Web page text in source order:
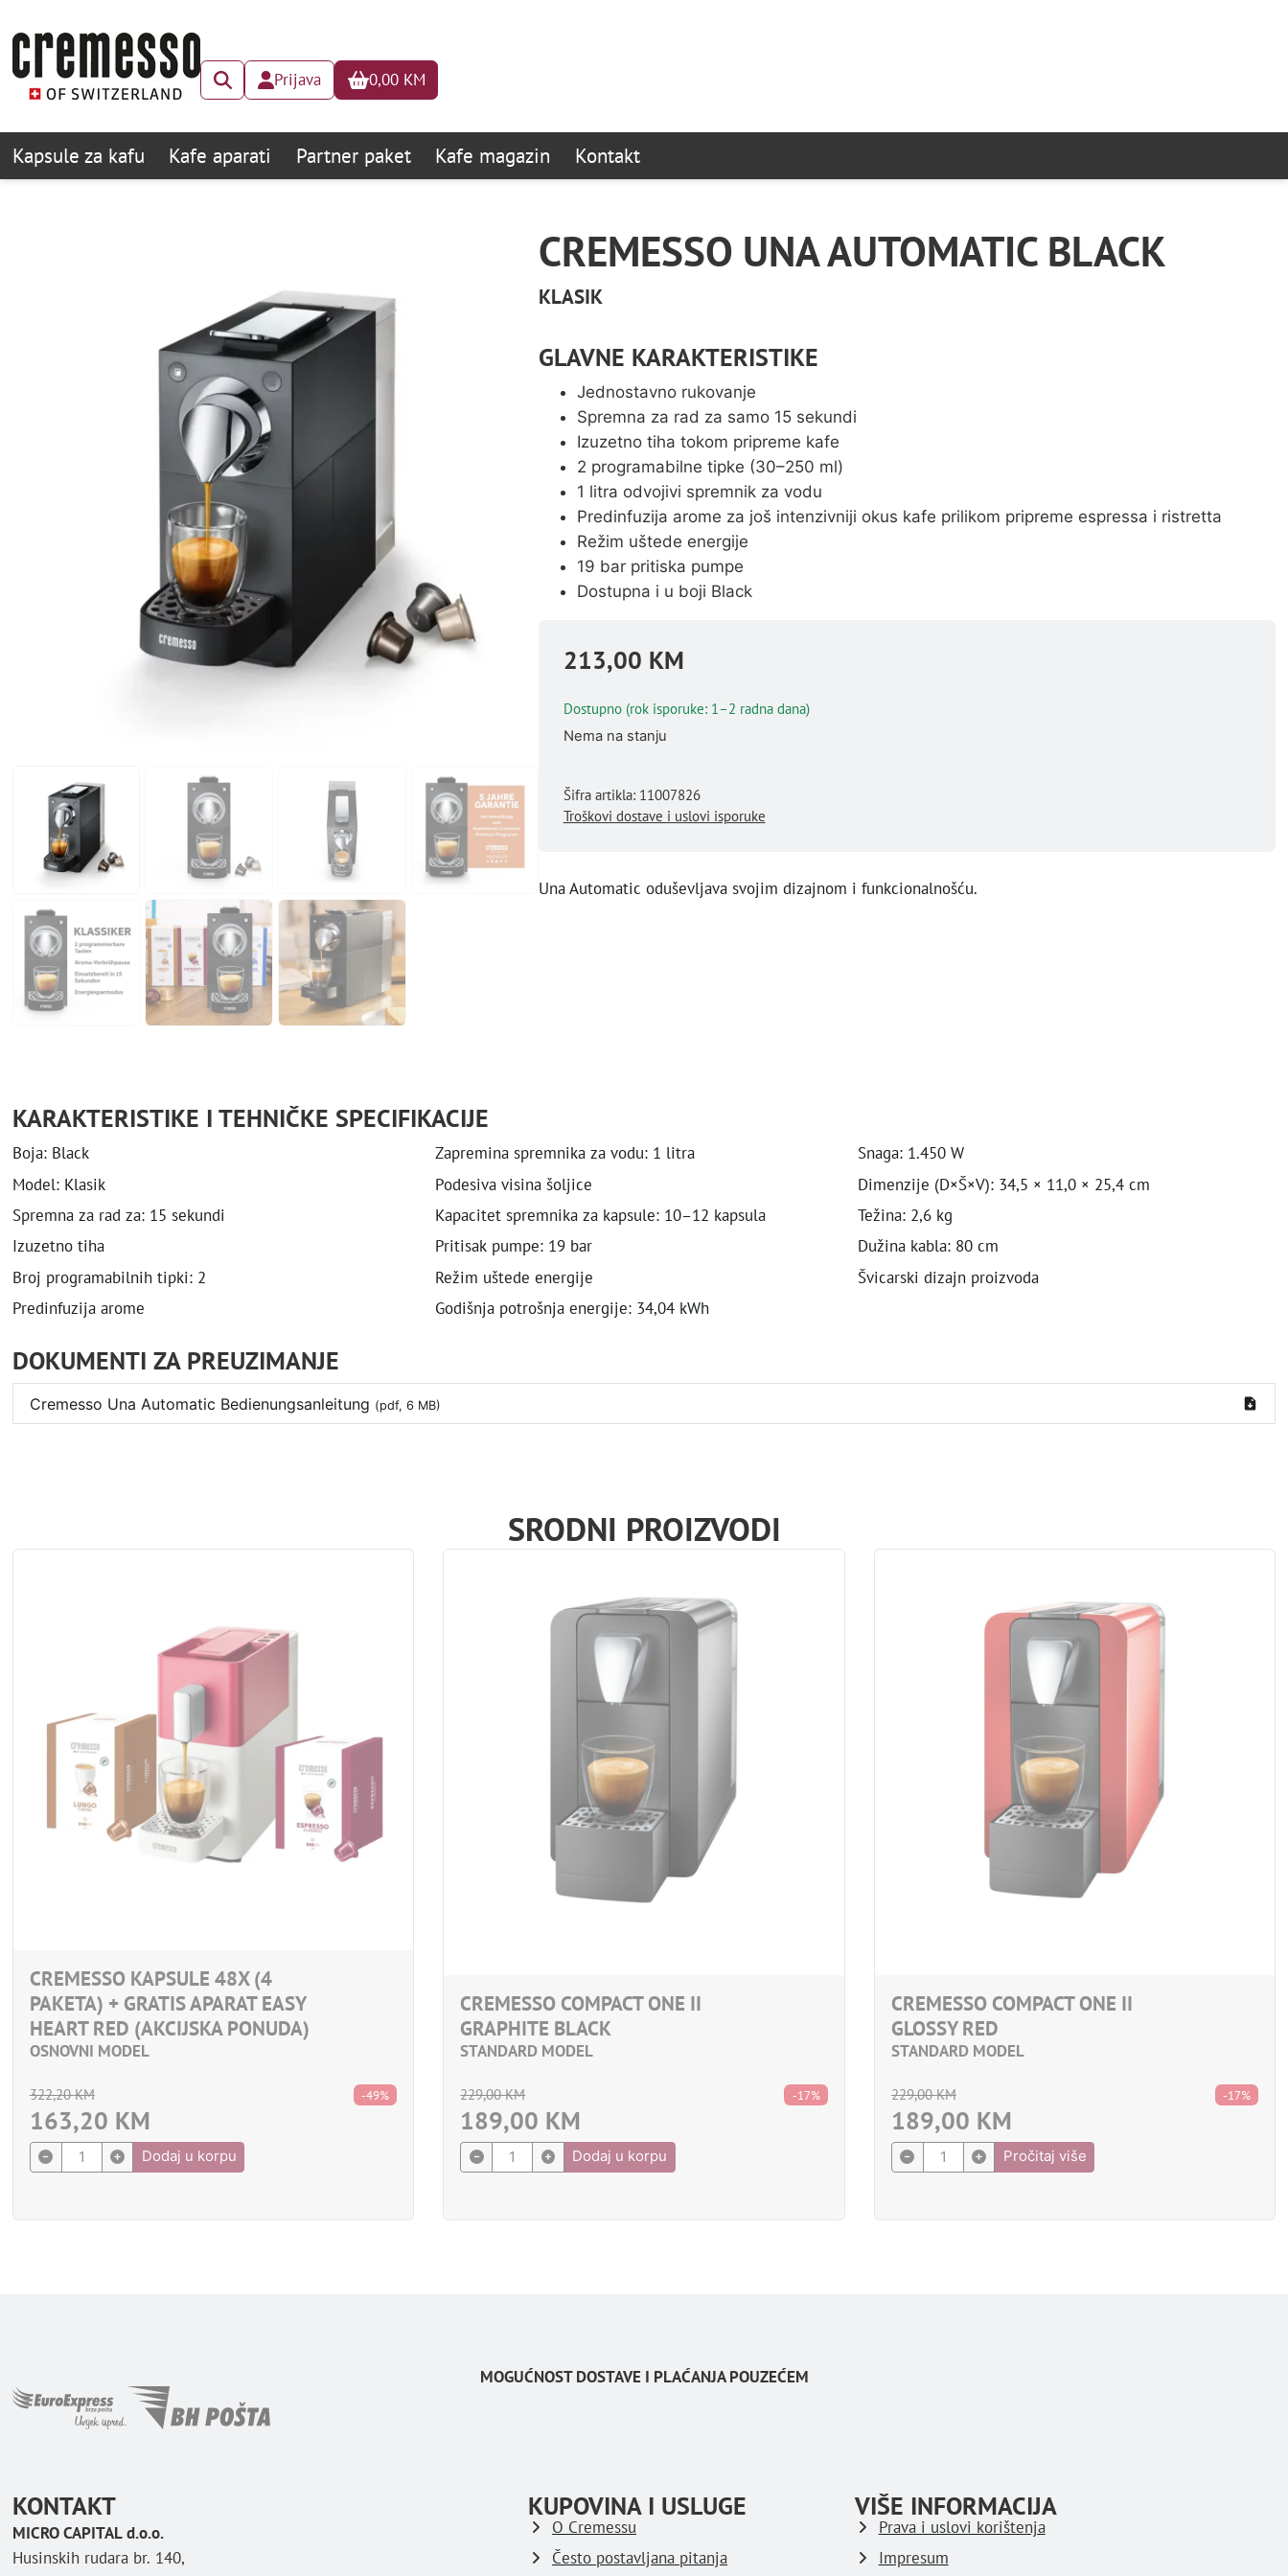
Prijava 0,00 KM
Kapsule za kafu Kafe aparati Partner paket Kafe magazin Kontakt
CREMESSO UNA AUTOMATIC BLACK
KLASIK
GLAVNE KARAKTERISTIKE
Jednostavno rukovanje
Spremna za rad za samo 15 sekundi
Izuzetno tiha tokom pripreme kafe
2 programabilne tipke (30–250 ml)
1 litra odvojivi spremnik za vodu
Predinfuzija arome za još intenzivniji okus kafe prilikom pripreme espressa i ristretta
Režim uštede energije
19 bar pritiska pumpe
Dostupna i u boji Black
213,00 KM
Dostupno (rok isporuke: 1–2 radna dana)
Nema na stanju
Šifra artikla: 11007826
Troškovi dostave i uslovi isporuke
Una Automatic oduševljava svojim dizajnom i funkcionalnošću.
KARAKTERISTIKE I TEHNIČKE SPECIFIKACIJE
Boja: Black
Model: Klasik
Spremna za rad za: 15 sekundi
Izuzetno tiha
Broj programabilnih tipki: 2
Predinfuzija arome
Zapremina spremnika za vodu: 1 litra
Podesiva visina šoljice
Kapacitet spremnika za kapsule: 10–12 kapsula
Pritisak pumpe: 19 bar
Režim uštede energije
Godišnja potrošnja energije: 34,04 kWh
Snaga: 1.450 W
Dimenzije (D×Š×V): 34,5 × 11,0 × 25,4 cm
Težina: 2,6 kg
Dužina kabla: 80 cm
Švicarski dizajn proizvoda
DOKUMENTI ZA PREUZIMANJE
Cremesso Una Automatic Bedienungsanleitung (pdf, 6 MB)
SRODNI PROIZVODI
CREMESSO KAPSULE 48X (4
PAKETA) + GRATIS APARAT EASY
HEART RED (AKCIJSKA PONUDA)
OSNOVNI MODEL
322,20KM
163,20 KM
-49%
Dodaj u korpu
CREMESSO COMPACT ONE II
GRAPHITE BLACK
STANDARD MODEL
229,00KM
189,00 KM
-17%
Dodaj u korpu
CREMESSO COMPACT ONE II
GLOSSY RED
STANDARD MODEL
229,00KM
189,00 KM
-17%
Pročitaj više
MOGUĆNOST DOSTAVE I PLAĆANJA POUZEĆEM
KONTAKT
MICRO CAPITAL d.o.o.
Husinskih rudara br. 140,
KUPOVINA I USLUGE
O Cremessu
Često postavljana pitanja
VIŠE INFORMACIJA
Prava i uslovi korištenja
Impresum